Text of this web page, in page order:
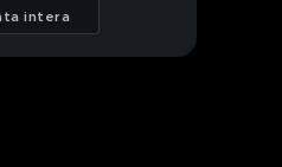
intera